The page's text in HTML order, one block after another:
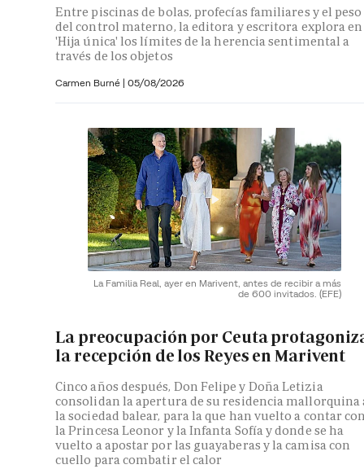
Entre piscinas de bolas, profecías familiares y el peso
del control materno, la editora y escritora explora en
'Hija única' los límites de la herencia sentimental a
través de los objetos
Carmen Burné | 05/08/2026
La Familia Real, ayer en Marivent, antes de recibir a más
de 600 invitados. (EFE)
La preocupación por Ceuta
la recepción de los Reyes en Marivent
Cinco años después, Don Felipe y Doña Letizia
consolidan la apertura de su residencia mallorquina
la sociedad balear, para la que han vuelto a contar
la Princesa Leonor y la Infanta Sofía y donde se ha
vuelto a apostar por las guayaberas y la camisa con
cuello para combatir el calor